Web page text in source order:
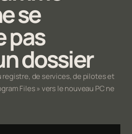
se
pas
dossier
de services, de pilotes et
Files » vers le nouveau PC ne